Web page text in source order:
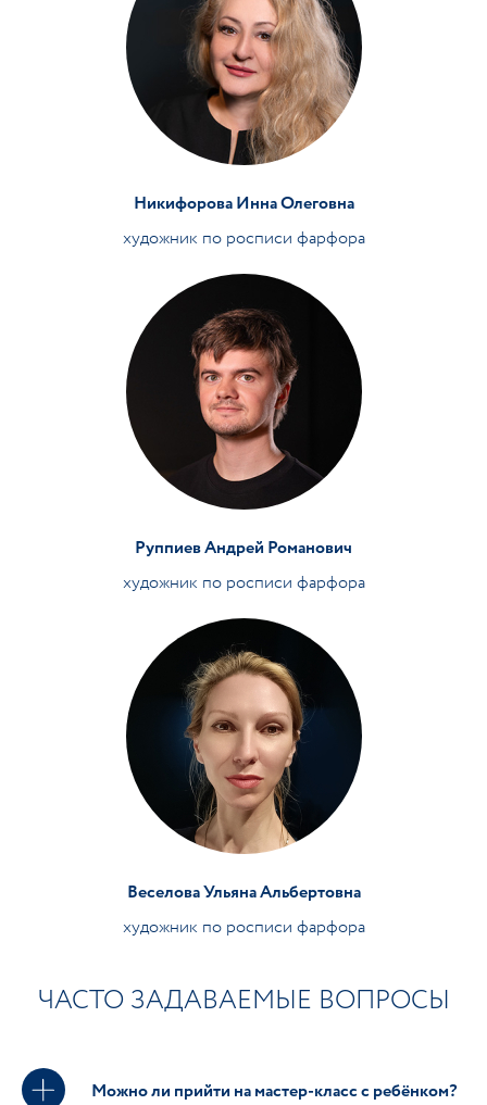
Никифорова Инна Олеговна
художник по росписи фарфора
Руппиев Андрей Романович
художник по росписи фарфора
Веселова Ульяна Альбертовна
художник по росписи фарфора
ЧАСТО ЗАДАВАЕМЫЕ ВОПРОСЫ
Можно ли прийти на мастер-класс с ребёнком?